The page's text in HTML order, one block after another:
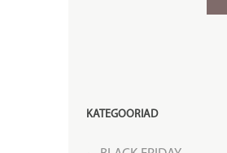
KATEGOORIAD